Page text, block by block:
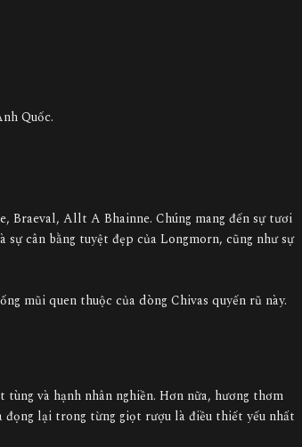
Quốc.
Braeval, Allt A Bhainne. Chúng mang đến sự tươi
cân bằng tuyệt đẹp của Longmorn, cũng như sự
mũi quen thuộc của dòng Chivas quyến rũ này.
và hạnh nhân nghiền. Hơn nữa, hương thơm
đọng lại trong từng giọt rượu là điều thiết yếu nhất